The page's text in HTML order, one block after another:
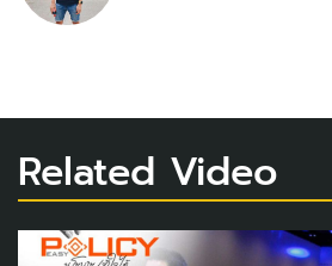
Related Video